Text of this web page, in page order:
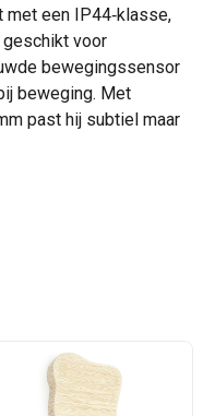
met een IP44‑klasse,
voor
bewegingssensor
beweging. Met
past hij subtiel maar